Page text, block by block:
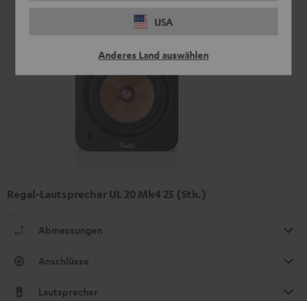
USA
Anderes Land auswählen
Regal-Lautsprecher UL 20 Mk4 25 (Stk.)
Abmessungen
Anschlüsse
Lautsprecher